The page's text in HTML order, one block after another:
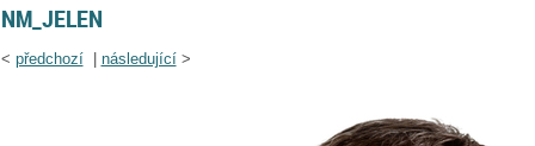
NM_JELEN
< předchozí| následující>